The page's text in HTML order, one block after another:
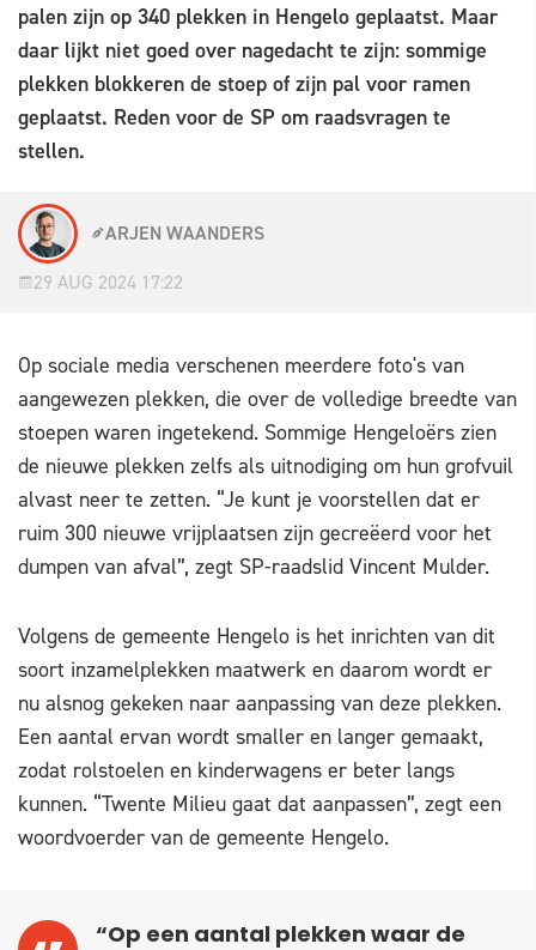
palen zijn op 340 plekken in Hengelo geplaatst. Maar
daar lijkt niet goed over nagedacht te zijn: sommige
plekken blokkeren de stoep of zijn pal voor ramen
geplaatst. Reden voor de SP om raadsvragen te
stellen.
ARJEN WAANDERS
29 AUG 2024 17:22
Op sociale media verschenen meerdere foto's van
aangewezen plekken, die over de volledige breedte van
stoepen waren ingetekend. Sommige Hengeloërs zien
de nieuwe plekken zelfs als uitnodiging om hun grofvuil
alvast neer te zetten. “Je kunt je voorstellen dat er
ruim 300 nieuwe vrijplaatsen zijn gecreëerd voor het
dumpen van afval”, zegt SP-raadslid Vincent Mulder.
Volgens de gemeente Hengelo is het inrichten van dit
soort inzamelplekken maatwerk en daarom wordt er
nu alsnog gekeken naar aanpassing van deze plekken.
Een aantal ervan wordt smaller en langer gemaakt,
zodat rolstoelen en kinderwagens er beter langs
kunnen. “Twente Milieu gaat dat aanpassen”, zegt een
woordvoerder van de gemeente Hengelo.
“Op een aantal plekken waar de